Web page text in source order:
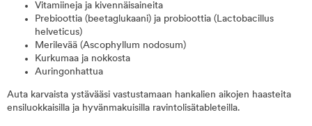
Vitamiineja ja kivennäisaineita
Prebioottia (beetaglukaani) ja probioottia (Lactobacillus
helveticus)
Merilevää (Ascophyllum nodosum)
Kurkumaa ja nokkosta
Auringonhattua
Auta karvaista ystävääsi vastustamaan hankalien aikojen haasteita
ensiluokkaisilla ja hyvänmakuisilla ravintolisätableteilla.